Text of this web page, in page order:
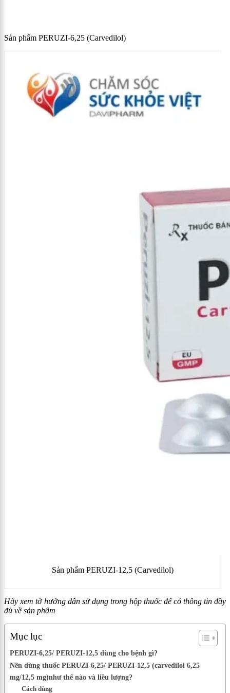
Sản phẩm PERUZI-6,25 (Carvedilol)
Sản phẩm PERUZI-12,5 (Carvedilol)
Hãy xem tờ hướng dẫn sử dụng trong hộp thuốc để có thông tin đầy
đủ về sản phẩm
Mục lục
PERUZI-6,25/ PERUZI-12,5 dùng cho bệnh gì?
Nên dùng thuốc PERUZI-6,25/ PERUZI-12,5 (carvedilol 6,25
mg/12,5 mg)như thế nào và liều lượng?
Cách dùng